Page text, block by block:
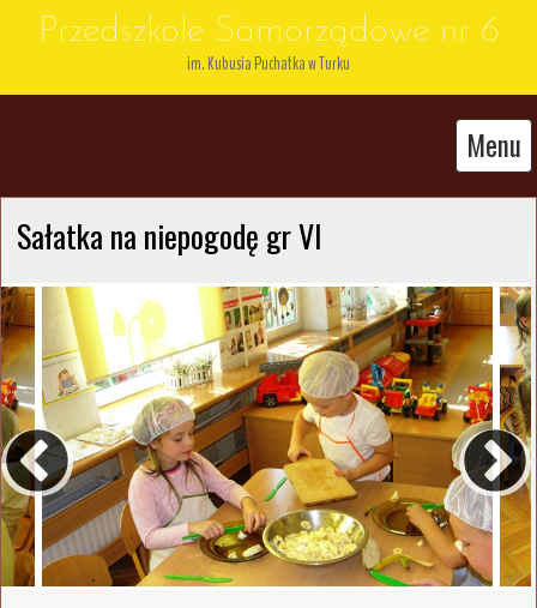
Przedszkole Samorządowe nr 6
im. Kubusia Puchatka w Turku
Menu
Sałatka na niepogodę gr VI